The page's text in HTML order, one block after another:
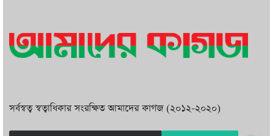
সর্বস্বত্ব স্বত্বাধিকার সংরক্ষিত আমাদের কাগজ (২০১২-২০২০)